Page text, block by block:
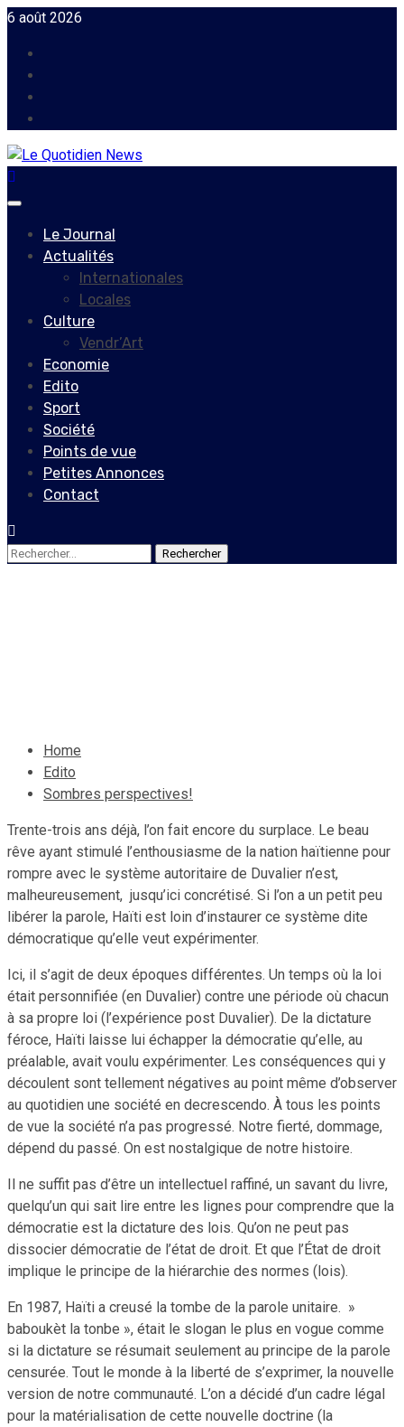
Skip
content
6 août 2026
Primary
Le Journal
Actualités
Internationales
Locales
Culture
Vendr’Art
Economie
Edito
Sport
Société
Points de vue
Petites Annonces
Contact
Rechercher :
Home
Edito
Sombres perspectives!
Trente-trois ans déjà, l’on fait encore du surplace. Le beau
rêve ayant stimulé l’enthousiasme de la nation haïtienne pour
rompre avec le système autoritaire de Duvalier n’est,
malheureusement, jusqu’ici concrétisé. Si l’on a un petit peu
libérer la parole, Haïti est loin d’instaurer ce système dite
démocratique qu’elle veut expérimenter.
Ici, il s’agit de deux époques différentes. Un temps où la loi
était personnifiée (en Duvalier) contre une période où chacun
à sa propre loi (l’expérience post Duvalier). De la dictature
féroce, Haïti laisse lui échapper la démocratie qu’elle, au
préalable, avait voulu expérimenter. Les conséquences qui y
découlent sont tellement négatives au point même d’observer
au quotidien une société en decrescendo. À tous les points
de vue la société n’a pas progressé. Notre fierté, dommage,
dépend du passé. On est nostalgique de notre histoire.
Il ne suffit pas d’être un intellectuel raffiné, un savant du livre,
quelqu’un qui sait lire entre les lignes pour comprendre que la
démocratie est la dictature des lois. Qu’on ne peut pas
dissocier démocratie de l’état de droit. Et que l’État de droit
implique le principe de la hiérarchie des normes (lois).
En 1987, Haïti a creusé la tombe de la parole unitaire. »
baboukèt la tonbe », était le slogan le plus en vogue comme
si la dictature se résumait seulement au principe de la parole
censurée. Tout le monde à la liberté de s’exprimer, la nouvelle
version de notre communauté. L’on a décidé d’un cadre légal
pour la matérialisation de cette nouvelle doctrine (la